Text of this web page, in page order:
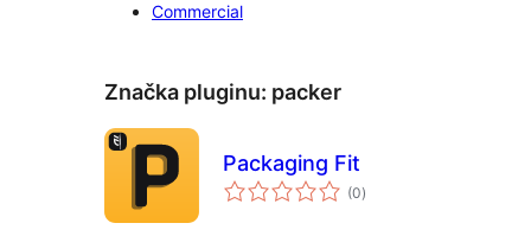
Commercial
Značka pluginu: packer
Packaging Fit
(0celkové
hodnotenie
)